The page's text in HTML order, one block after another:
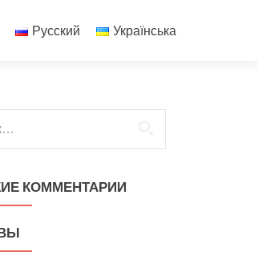
Русский Українська
КОММЕНТАРИИ